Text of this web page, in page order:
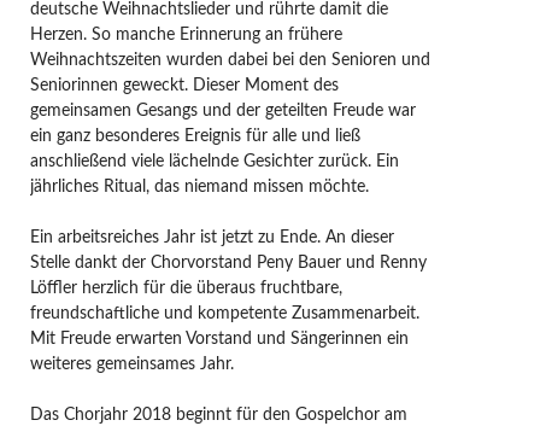
deutsche Weihnachtslieder und rührte damit die
Herzen. So manche Erinnerung an frühere
Weihnachtszeiten wurden dabei bei den Senioren und
Seniorinnen geweckt. Dieser Moment des
gemeinsamen Gesangs und der geteilten Freude war
ein ganz besonderes Ereignis für alle und ließ
anschließend viele lächelnde Gesichter zurück. Ein
jährliches Ritual, das niemand missen möchte.
Ein arbeitsreiches Jahr ist jetzt zu Ende. An dieser
Stelle dankt der Chorvorstand Peny Bauer und Renny
Löffler herzlich für die überaus fruchtbare,
freundschaftliche und kompetente Zusammenarbeit.
Mit Freude erwarten Vorstand und Sängerinnen ein
weiteres gemeinsames Jahr.
Das Chorjahr 2018 beginnt für den Gospelchor am